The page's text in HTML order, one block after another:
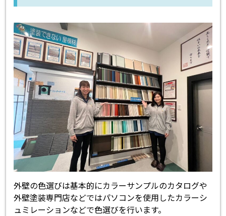
外壁の色選びは基本的にカラーサンプルのカタログや
外壁塗装専門店などではパソコンを使用したカラーシ
ュミレーションなどで色選びを行います。